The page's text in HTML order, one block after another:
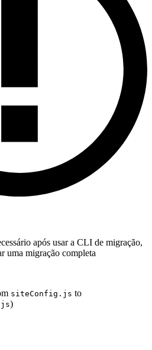
após usar a CLI de migração,
uma migração completa
siteConfig.js to
)